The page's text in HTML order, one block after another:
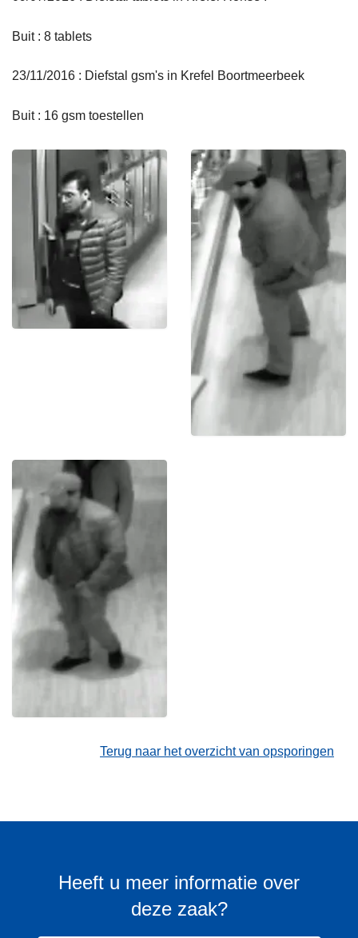
Buit : 8 tablets
23/11/2016 : Diefstal gsm's in Krefel Boortmeerbeek
Buit : 16 gsm toestellen
Terug naar het overzicht van opsporingen
Heeft u meer informatie over
deze zaak?